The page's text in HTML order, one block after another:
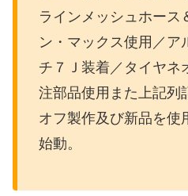
ラインメッシュホース
ン・マックス使用／ア
チ７Ｊ装着／タイヤネ
注部品使用また上記列
オフ製作及び新品を使
始動。